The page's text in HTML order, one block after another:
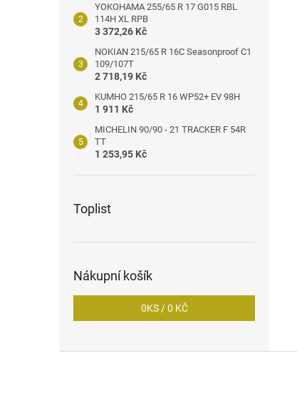
YOKOHAMA 255/65 R 17 G015 RBL
114H XL RPB
3 372,26 Kč
NOKIAN 215/65 R 16C Seasonproof C1
109/107T
2 718,19 Kč
KUMHO 215/65 R 16 WP52+ EV 98H
1 911 Kč
MICHELIN 90/90 - 21 TRACKER F 54R
TT
1 253,95 Kč
Toplist
Nákupní košík
0KS /0 KČ